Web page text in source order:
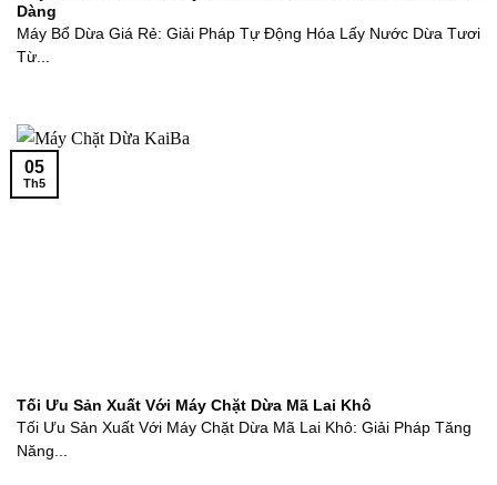
Dàng
Máy Bổ Dừa Giá Rẻ: Giải Pháp Tự Động Hóa Lấy Nước Dừa Tươi
Từ...
Tối Ưu Sản Xuất Với Máy Chặt Dừa Mã Lai Khô
Tối Ưu Sản Xuất Với Máy Chặt Dừa Mã Lai Khô: Giải Pháp Tăng
Năng...
05
Th5